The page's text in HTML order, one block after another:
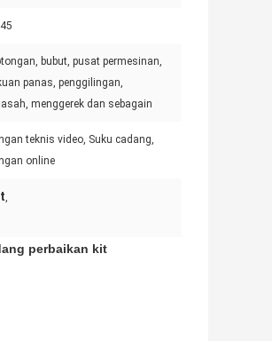
bubut, pusat permesinan,
panas, penggilingan,
menggerek dan sebagain
teknis video, Suku cadang,
online
,
perbaikan kit